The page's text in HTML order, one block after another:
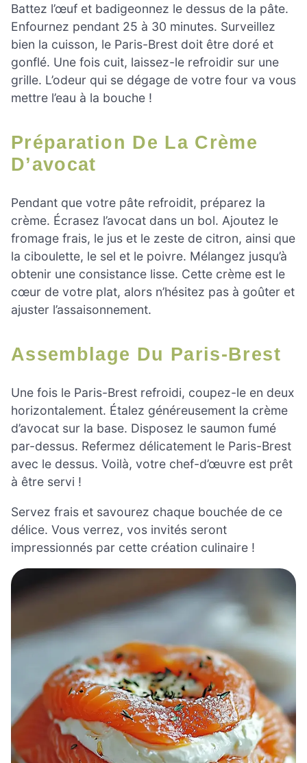
Battez l’œuf et badigeonnez le dessus de la pâte.
Enfournez pendant 25 à 30 minutes. Surveillez
bien la cuisson, le Paris-Brest doit être doré et
gonflé. Une fois cuit, laissez-le refroidir sur une
grille. L’odeur qui se dégage de votre four va vous
mettre l’eau à la bouche !
Préparation De La Crème
D’avocat
Pendant que votre pâte refroidit, préparez la
crème. Écrasez l’avocat dans un bol. Ajoutez le
fromage frais, le jus et le zeste de citron, ainsi que
la ciboulette, le sel et le poivre. Mélangez jusqu’à
obtenir une consistance lisse. Cette crème est le
cœur de votre plat, alors n’hésitez pas à goûter et
ajuster l’assaisonnement.
Assemblage Du Paris-Brest
Une fois le Paris-Brest refroidi, coupez-le en deux
horizontalement. Étalez généreusement la crème
d’avocat sur la base. Disposez le saumon fumé
par-dessus. Refermez délicatement le Paris-Brest
avec le dessus. Voilà, votre chef-d’œuvre est prêt
à être servi !
Servez frais et savourez chaque bouchée de ce
délice. Vous verrez, vos invités seront
impressionnés par cette création culinaire !